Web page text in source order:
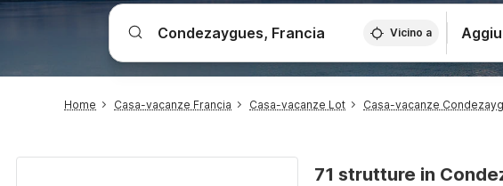
Vicino a
Home Casa-vacanze Francia Casa-vacanze Lot Casa-vacanze
71 strutture in